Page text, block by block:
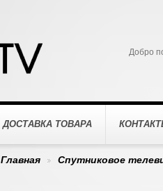
ДОСТАВКА ТОВАРА
Добро
Главная
Спутниковое